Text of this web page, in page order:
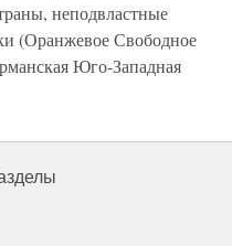
неподвластные
(Оранжевое Свободное
Юго-Западная